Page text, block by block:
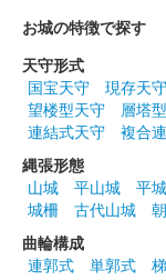
お城の特徴で探す
天守形式
国宝天守
現存天守
望楼型天守
層塔
連結式天守
複合
縄張形態
山城
平山城 平城
城柵
古代山城
曲輪構成
連郭式
単郭式